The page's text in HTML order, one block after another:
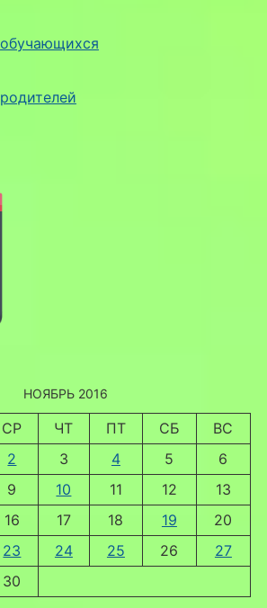
НОЯБРЬ 2016
СР ЧТ ПТ СБ
ВС
2 3 4 5
6
9 10 11 12
13
16 17 18 19
20
23 24 25 26
27
30